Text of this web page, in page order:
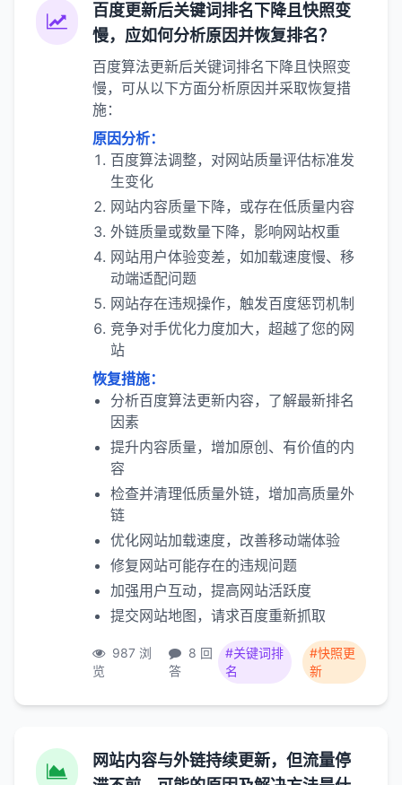
百度更新后关键词排名下降且快照变
慢，应如何分析原因并恢复排名？
百度算法更新后关键词排名下降且快照变
慢，可从以下方面分析原因并采取恢复措
施：
原因分析：
百度算法调整，对网站质量评估标准发
生变化
网站内容质量下降，或存在低质量内容
外链质量或数量下降，影响网站权重
网站用户体验变差，如加载速度慢、移
动端适配问题
网站存在违规操作，触发百度惩罚机制
竞争对手优化力度加大，超越了您的网
站
恢复措施：
分析百度算法更新内容，了解最新排名
因素
提升内容质量，增加原创、有价值的内
容
检查并清理低质量外链，增加高质量外
链
优化网站加载速度，改善移动端体验
修复网站可能存在的违规问题
加强用户互动，提高网站活跃度
提交网站地图，请求百度重新抓取
987 浏
览
8 回
答
#关键词排
名
#快照更
新
网站内容与外链持续更新，但流量停